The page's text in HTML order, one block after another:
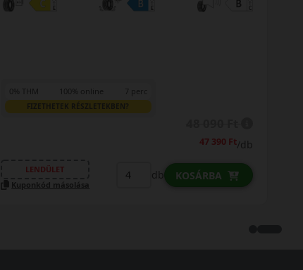
0% THM 100% online 7 perc
FIZETHETEK RÉSZLETEKBEN?
41 190 Ft/db
LENDÜLET
Kuponkód másolása
db KOSÁRBA